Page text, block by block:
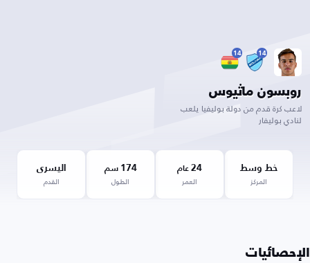
14
14
روبسون ماثيوس
لاعب كرة قدم من دولة بوليفيا يلعب
لنادي بوليفار
خط وسط
المركز
24 عام
العمر
174 سم
الطول
اليسرى
القدم
الإحصائيات